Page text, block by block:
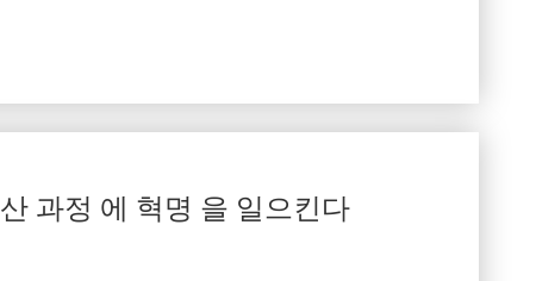
동 할 수 있습니다.많은 기계는 또한 데이터 기록
과정 에 혁명 을 일으킨다